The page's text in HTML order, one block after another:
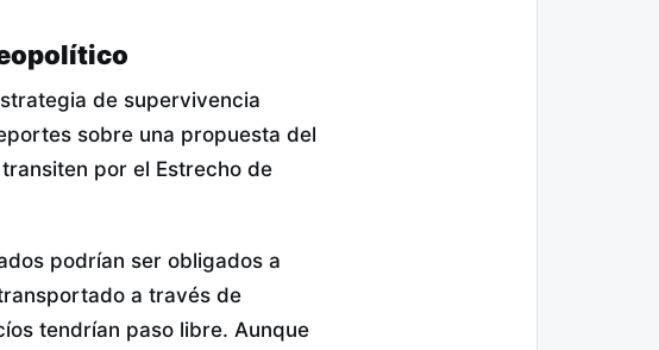
de supervivencia
sobre una propuesta del
por el Estrecho de
podrían ser obligados a
a través de
tendrían paso libre. Aunque